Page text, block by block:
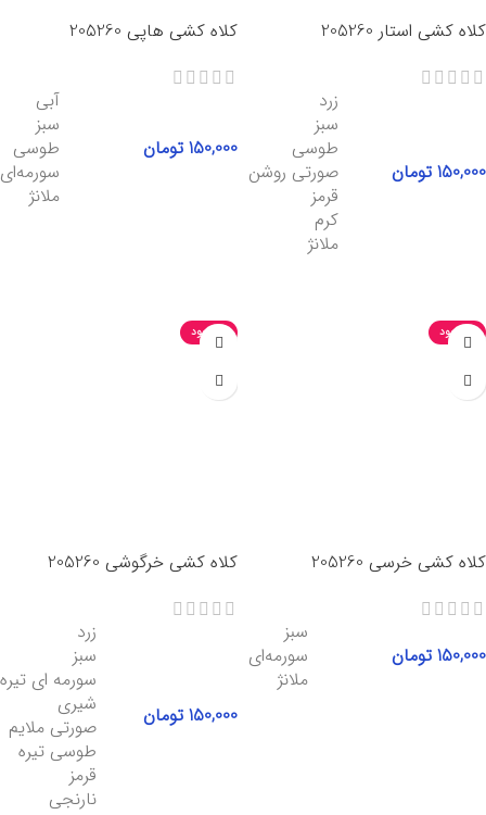
کلاه کشی استار 205260
150,000 تومان
زرد
سبز
طوسی
صورتی روشن
قرمز
کرم
ملانژ
کلاه کشی هاپی 205260
150,000 تومان
آبی
سبز
طوسی
سورمه‌ای
ملانژ
ناموجود
کلاه کشی خرسی 205260
150,000 تومان
سبز
سورمه‌ای
ملانژ
ناموجود
کلاه کشی خرگوشی 205260
150,000 تومان
زرد
سبز
سورمه ای تیره
شیری
صورتی ملایم
طوسی تیره
قرمز
نارنجی